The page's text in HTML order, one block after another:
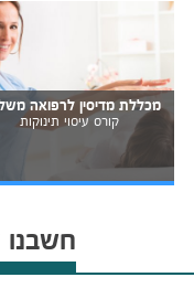
מכללת מדיסין לרפואה
קורס עיסוי תינוקות
חשבנו